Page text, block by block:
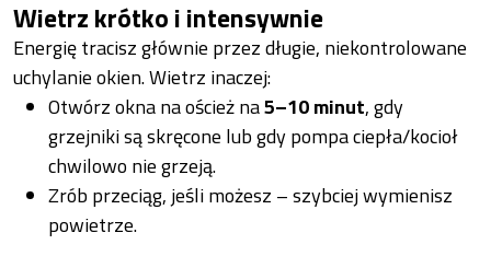
Wietrz krótko i intensywnie
Energię tracisz głównie przez długie, niekontrolowane
uchylanie okien. Wietrz inaczej:
Otwórz okna na oścież na5–10 minut, gdy
grzejniki są skręcone lub gdy pompa ciepła/kocioł
chwilowo nie grzeją.
Zrób przeciąg, jeśli możesz – szybciej wymienisz
powietrze.